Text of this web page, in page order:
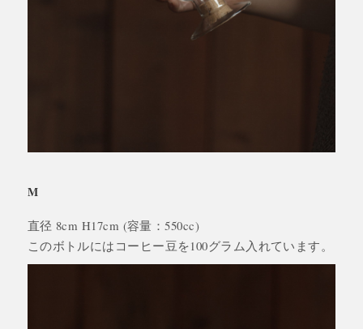
M
直径 8cm H17cm (容量：550cc)
このボトルにはコーヒー豆を100グラム入れています。